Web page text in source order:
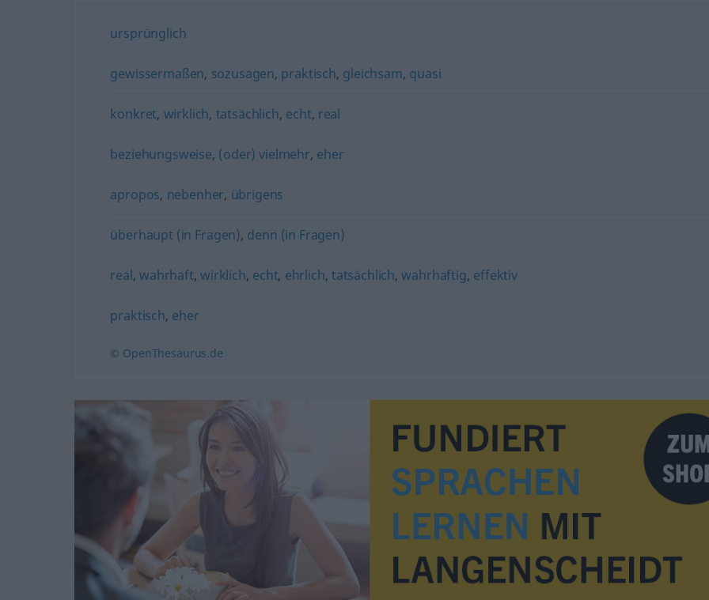
ursprünglich
gewissermaßen, sozusagen, praktisch, gleichsam, quasi
konkret, wirklich, tatsächlich, echt, real
beziehungsweise, (oder) vielmehr, eher
apropos, nebenher, übrigens
überhaupt (in Fragen), denn (in Fragen)
real,wahrhaft,wirklich, echt, ehrlich, tatsächlich,wahrhaftig, effektiv
praktisch, eher
© OpenThesaurus.de